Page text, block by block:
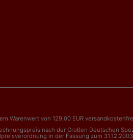
Warenwert von 129,00 EUR
nach der Großen Deutschen
in der Fassung zum